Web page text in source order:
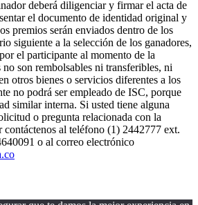
deberá diligenciar y firmar el acta de
el documento de identidad original y
premios serán enviados dentro de los
siguiente a la selección de los ganadores,
el participante al momento de la
son rembolsables ni transferibles, ni
otros bienes o servicios diferentes a los
no podrá ser empleado de ISC, porque
similar interna. Si usted tiene alguna
o pregunta relacionada con la
al teléfono (1) 2442777 ext.
o al correo electrónico